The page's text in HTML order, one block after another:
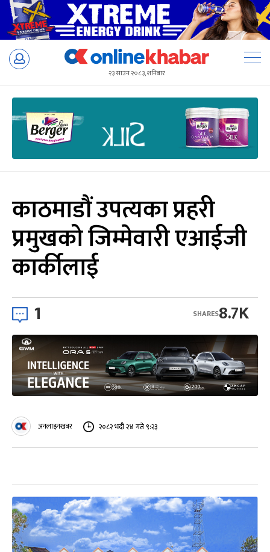
Skip
२३ साउन २०८३, शनिबार
काठमाडौं उपत्यका प्रहरी
प्रमुखको जिम्मेवारी एआईजी
कार्कीलाई
1 8.7K
SHARES
अनलाइनखबर २०८२ भदौ २४ गते ९:२३